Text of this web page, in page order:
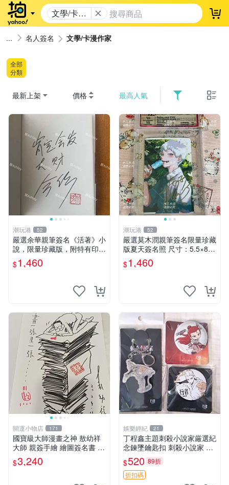
文學/卡漫
作家
登
名人簽名 文學/卡漫作家
全部
分類
最新上架 價格 最高人氣
潮玩港 52
嚴選余華親筆簽名《活著》小
說，限量珍藏版，附特有印
章。 活著 小說 簽名書
$1,460
潮玩港 52
嚴選莫木潤親筆簽名限量珍藏
版夏天簽名照 尺寸：5.5×8.4
公分 附原裝相框 推薦收藏家
必備 《光死去的夏天》《Th
$1,460
開運小物店 171
國寶級大師漫畫之神 敖幼祥
大師 親簽手繪 繪圖簽名書 機
會難得敖大師一輩子繪圖創作
多年有一句老師最金典名言
$3,240
娛樂經紀 21
丁程鑫主題刺殺小說家厳選紀
念鍊墜鑰匙扣 刺殺小說家 丁
程鑫 鍊墜
$520 89折
折扣碼